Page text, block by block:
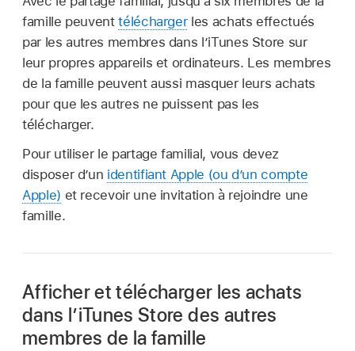
famille peuventtéléchargerles achats effectués
par les autres membres dans l’iTunes Store sur
leur propres appareils et ordinateurs. Les membres
de la famille peuvent aussi masquer leurs achats
pour que les autres ne puissent pas les
télécharger.
Pour utiliser le partage familial, vous devez
disposer d’un identifiant Apple (ou d’un compte
Apple) et recevoir une invitation à rejoindre une
famille.
Afficher et télécharger les achats
dans l’iTunes Store des autres
membres de la famille